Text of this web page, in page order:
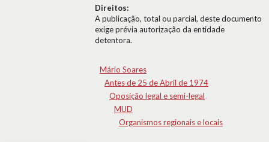
Direitos:
A publicação, total ou parcial, deste documento
exige prévia autorização da entidade
detentora.
Mário Soares
Antes de 25 de Abril de 1974
Oposição legal e semi-legal
MUD
Organismos regionais e locais